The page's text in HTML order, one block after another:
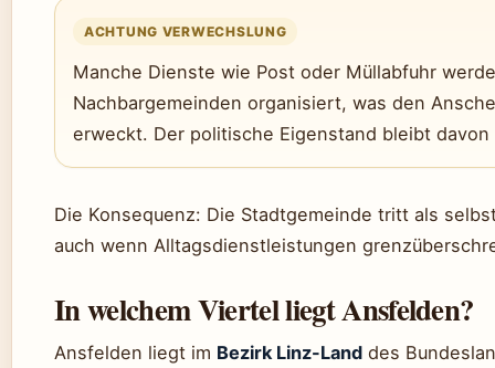
ACHTUNG VERWECHSLUNG
Manche Dienste wie Post oder Müllabfuhr
Nachbargemeinden organisiert, was den
erweckt. Der politische Eigenstand bleibt
Die Konsequenz: Die Stadtgemeinde tritt als
auch wenn Alltagsdienstleistungen
In welchem Viertel liegt Ansfelden?
Ansfelden liegt im Bezirk Linz-Land des